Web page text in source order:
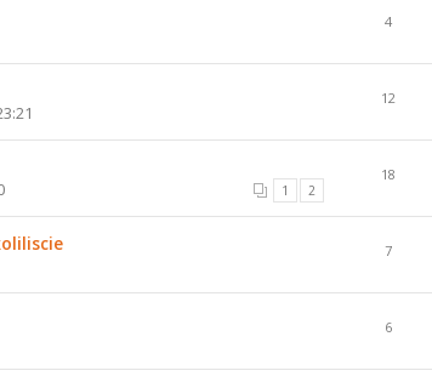
4
12
1 2
18
7
6